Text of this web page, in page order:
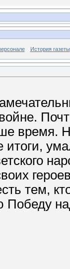
История газеты
время.
итоги,
тем,
Победу